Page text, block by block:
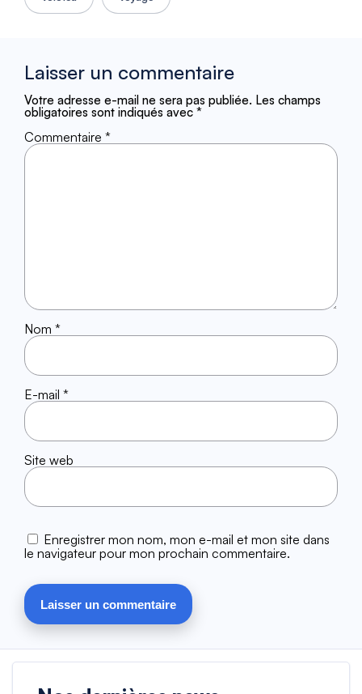
Laisser un commentaire
Votre adresse e-mail ne sera pas publiée. Les champs
obligatoires sont indiqués avec *
Commentaire *
Nom *
E-mail *
Site web
Enregistrer mon nom, mon e-mail et mon site dans
le navigateur pour mon prochain commentaire.